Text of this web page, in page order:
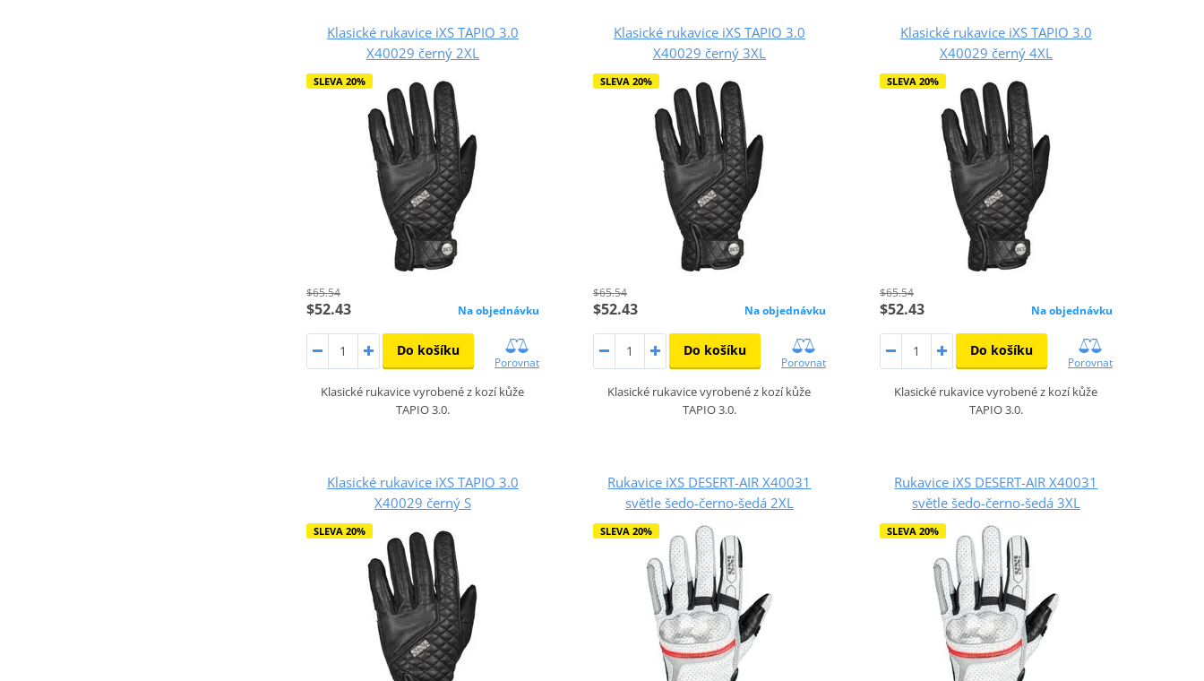
Klasické rukavice iXS TAPIO 3.0
X40029 černý 2XL
SLEVA 20%
$65.54
$52.43 Na objednávku
Do košíku
Porovnat
Klasické rukavice vyrobené z kozí kůže
TAPIO 3.0.
Klasické rukavice iXS TAPIO 3.0
X40029 černý 3XL
SLEVA 20%
$65.54
$52.43 Na objednávku
Do košíku
Porovnat
Klasické rukavice vyrobené z kozí kůže
TAPIO 3.0.
Klasické rukavice iXS TAPIO 3.0
X40029 černý 4XL
SLEVA 20%
$65.54
$52.43 Na objednávku
Do košíku
Porovnat
Klasické rukavice vyrobené z kozí kůže
TAPIO 3.0.
Klasické rukavice iXS TAPIO 3.0
X40029 černý S
SLEVA 20%
Rukavice iXS DESERT-AIR X40031
světle šedo-černo-šedá 2XL
SLEVA 20%
Rukavice iXS DESERT-AIR X40031
světle šedo-černo-šedá 3XL
SLEVA 20%